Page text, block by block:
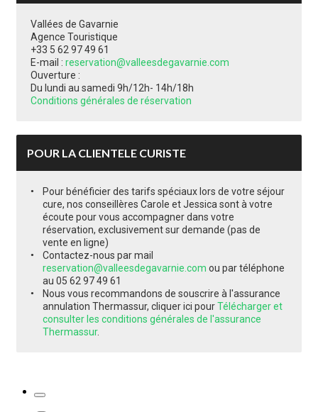
Vallées de Gavarnie
Agence Touristique
+33 5 62 97 49 61
E-mail : reservation@valleesdegavarnie.com
Ouverture :
Du lundi au samedi 9h/12h- 14h/18h
Conditions générales de réservation
POUR LA CLIENTELE CURISTE
Pour bénéficier des tarifs spéciaux lors de votre séjour
cure, nos conseillères Carole et Jessica sont à votre
écoute pour vous accompagner dans votre
réservation, exclusivement sur demande (pas de
vente en ligne)
Contactez-nous par mail
reservation@valleesdegavarnie.com ou par téléphone
au 05 62 97 49 61
Nous vous recommandons de souscrire à l'assurance
annulation Thermassur, cliquer ici pourTélécharger et
consulter les conditions générales de l'assurance
Thermassur.